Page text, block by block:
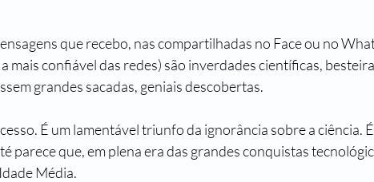
que recebo, nas compartilhadas no Face ou no
mais confiável das redes) são inverdades científicas,
grandes sacadas, geniais descobertas.
É um lamentável triunfo da ignorância sobre a ciência.
parece que, em plena era das grandes conquistas
Média.